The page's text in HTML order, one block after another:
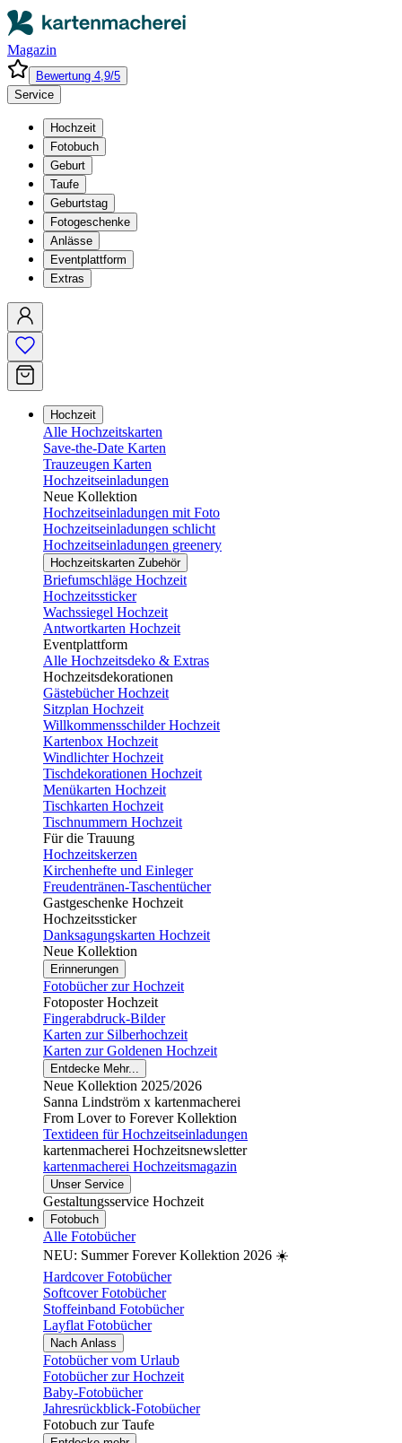
Magazin
Bewertung 4,9/5
Service
Hochzeit
Fotobuch
Geburt
Taufe
Geburtstag
Fotogeschenke
Anlässe
Eventplattform
Extras
Hochzeit
Alle Hochzeitskarten
Save-the-Date Karten
Trauzeugen Karten
Hochzeitseinladungen
Neue Kollektion
Hochzeitseinladungen mit Foto
Hochzeitseinladungen schlicht
Hochzeitseinladungen greenery
Hochzeitskarten Zubehör
Briefumschläge Hochzeit
Hochzeitssticker
Wachssiegel Hochzeit
Antwortkarten Hochzeit
Eventplattform
Alle Hochzeitsdeko & Extras
Hochzeitsdekorationen
Gästebücher Hochzeit
Sitzplan Hochzeit
Willkommensschilder Hochzeit
Kartenbox Hochzeit
Windlichter Hochzeit
Tischdekorationen Hochzeit
Menükarten Hochzeit
Tischkarten Hochzeit
Tischnummern Hochzeit
Für die Trauung
Hochzeitskerzen
Kirchenhefte und Einleger
Freudentränen-Taschentücher
Gastgeschenke Hochzeit
Hochzeitssticker
Danksagungskarten Hochzeit
Neue Kollektion
Erinnerungen
Fotobücher zur Hochzeit
Fotoposter Hochzeit
Fingerabdruck-Bilder
Karten zur Silberhochzeit
Karten zur Goldenen Hochzeit
Entdecke Mehr...
Neue Kollektion 2025/2026
Sanna Lindström x kartenmacherei
From Lover to Forever Kollektion
Textideen für Hochzeitseinladungen
kartenmacherei Hochzeitsnewsletter
kartenmacherei Hochzeitsmagazin
Unser Service
Gestaltungsservice Hochzeit
Fotobuch
Alle Fotobücher
NEU: Summer Forever Kollektion 2026 ☀️
Hardcover Fotobücher
Softcover Fotobücher
Stoffeinband Fotobücher
Layflat Fotobücher
Nach Anlass
Fotobücher vom Urlaub
Fotobücher zur Hochzeit
Baby-Fotobücher
Jahresrückblick-Fotobücher
Fotobuch zur Taufe